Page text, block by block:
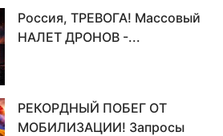
Россия, ТРЕВОГА! Массовый
НАЛЕТ ДРОНОВ -...
РЕКОРДНЫЙ ПОБЕГ ОТ
МОБИЛИЗАЦИИ! Запросы